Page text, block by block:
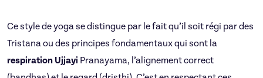
Ce style de yoga se distingue par le fait qu’il soit régi par des
Tristana ou des principes fondamentaux qui sont la
respiration Ujjayi Pranayama, l’alignement correct